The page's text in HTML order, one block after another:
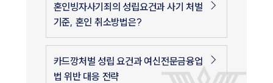
혼인빙자사기죄의 성립요건과 사기 처벌
기준, 혼인 취소방법은?
카드깡처벌 성립 요건과 여신전문금융업
법 위반 대응 전략